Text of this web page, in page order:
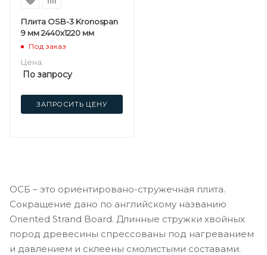
Плита OSB-3 Kronospan
9 мм 2440х1220 мм
Под заказ
Цена:
По запросу
ЗАПРОСИТЬ ЦЕНУ
ОСБ – это ориентировано-стружечная плита.
Сокращение дано по английскому названию
Oriented Strand Board. Длинные стружки хвойных
пород древесины спрессованы под нагреванием
и давлением и склеены смолистыми составами.